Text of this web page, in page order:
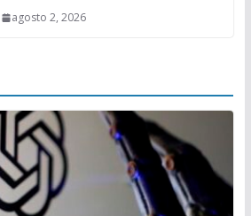
agosto 2, 2026